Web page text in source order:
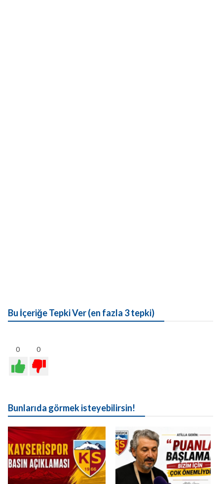
Bu İçeriğe Tepki Ver (en fazla 3 tepki)
0 0
Bunlarıda görmek isteyebilirsin!